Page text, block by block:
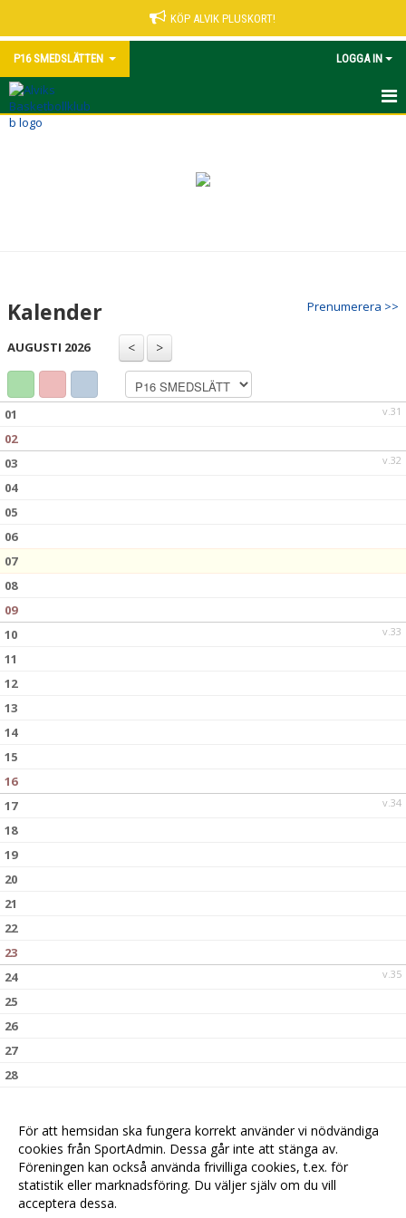
KÖP ALVIK PLUSKORT!
P16 SMEDSLÄTTEN LOGGA IN
HEM
KONTAKT
Prenumerera >>
Kalender
AUGUSTI 2026
v.31
01
02
v.32
03
04
05
06
07
08
09
v.33
10
11
12
13
14
15
16
v.34
17
18
19
20
21
22
23
v.35
24
25
26
27
28
För att hemsidan ska fungera korrekt använder vi nödvändiga
cookies från SportAdmin. Dessa går inte att stänga av.
Föreningen kan också använda frivilliga cookies, t.ex. för
statistik eller marknadsföring. Du väljer själv om du vill
acceptera dessa.